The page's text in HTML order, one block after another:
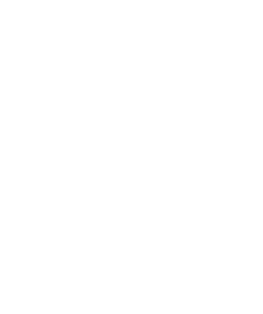
öffentlich
Richtigkeit